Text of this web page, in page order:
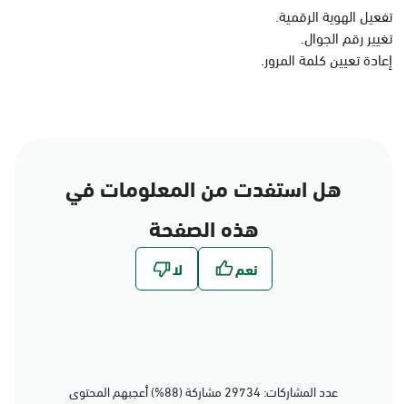
التوجه للموقع
الدمام, الدمام - الشاطئ
مول
تفعيل الهوية الرقمية.
تغيير رقم الجوال.
إعادة تعيين كلمة المرور.
هل استفدت من المعلومات في
هذه الصفحة
عدد المشاركات: 29734 مشاركة (88%) أعجبهم المحتوى